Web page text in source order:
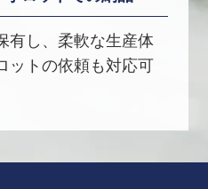
有し、柔軟な生産体
ットの依頼も対応可